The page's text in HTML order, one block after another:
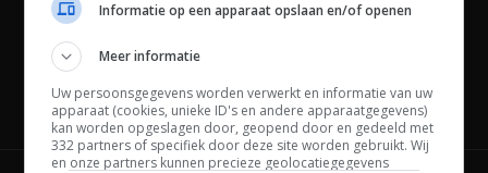
Channels
Informatie op een apparaat opslaan en/of openen
Meer informatie
Uw persoonsgegevens worden verwerkt en informatie van uw
apparaat (cookies, unieke ID's en andere apparaatgegevens)
kan worden opgeslagen door, geopend door en gedeeld met
332 partners of specifiek door deze site worden gebruikt. Wij
en onze partners kunnen precieze geolocatiegegevens